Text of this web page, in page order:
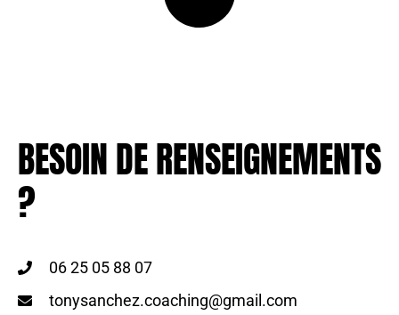
BESOIN DE RENSEIGNEMENTS
?
06 25 05 88 07
tonysanchez.coaching@gmail.com